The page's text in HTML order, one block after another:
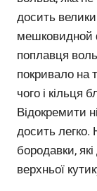
досить
мешковидной
поплавця
покривало на
чого і кільця
Відокремити
досить легко.
бородавки,
верхньої